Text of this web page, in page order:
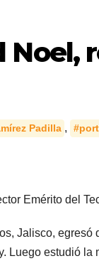
Noel,
Padilla ,
Emérito del
Jalisco,
Luego estudió